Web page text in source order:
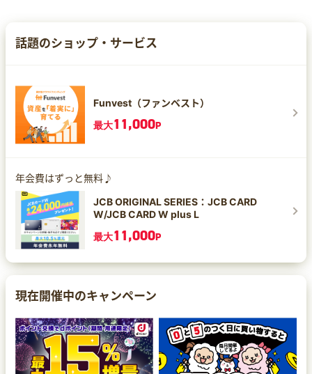
話題のショップ・サービス
Funvest（ファンベスト）
最大11,000P
年会費はずっと無料♪
JCB ORIGINAL SERIES：JCB CARD
W/JCB CARD W plus L
最大11,000P
現在開催中のキャンペーン